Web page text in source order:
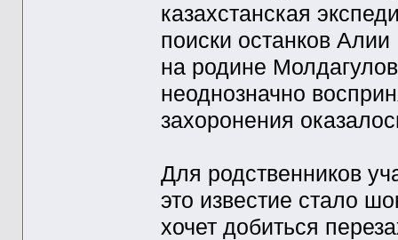
казахстанская
поиски останков
на родине
неоднозначно
захоронения
Для родственников
это известие стало
хочет добиться